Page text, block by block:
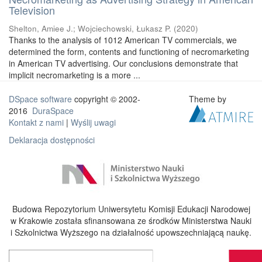
Television
Shelton, Amiee J.; Wojciechowski, Łukasz P. (2020)
Thanks to the analysis of 1012 American TV commercials, we
determined the form, contents and functioning of necromarketing
in American TV advertising. Our conclusions demonstrate that
implicit necromarketing is a more ...
DSpace software copyright © 2002-
2016 DuraSpace
Kontakt z nami | Wyślij uwagi
Deklaracja dostępności
Theme by
Budowa Repozytorium Uniwersytetu Komisji Edukacji Narodowej
w Krakowie została sfinansowana ze środków Ministerstwa Nauki
i Szkolnictwa Wyższego na działalność upowszechniającą naukę.